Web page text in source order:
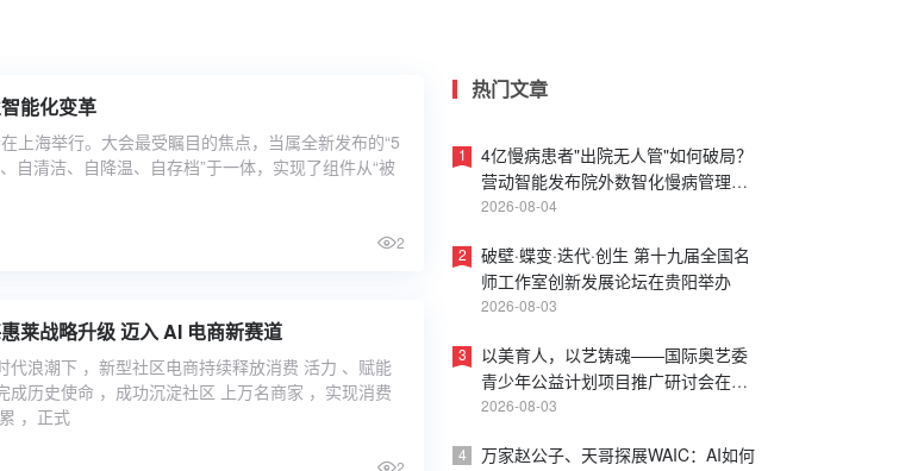
能化变革
上海举行。大会最受瞩目的焦点，当属全新发布的“5
自清洁、自降温、自存档”于一体，实现了组件从“被
2
——每惠莱战略升级 迈入 AI 电商新赛道
浪潮下 ，新型社区电商持续释放消费 活力 、赋能
历史使命 ，成功沉淀社区 上万名商家 ，实现消费
，正式
热门文章
4亿慢病患者"出院无人管"如何破局？
营动智能发布院外数智化慢病管理白
皮书
2026-08-04
1
破壁·蝶变·迭代·创生 第十九届全国名
师工作室创新发展论坛在贵阳举办
2026-08-03
2
以美育人，以艺铸魂——国际奥艺委
青少年公益计划项目推广研讨会在上
海戏剧学院成功举办
2026-08-03
3
万家赵公子、天哥探展WAIC：AI如何
4